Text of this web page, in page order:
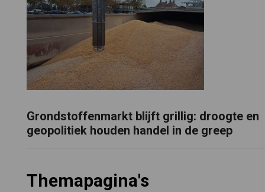
Grondstoffenmarkt blijft grillig: droogte en
geopolitiek houden handel in de greep
Themapagina's